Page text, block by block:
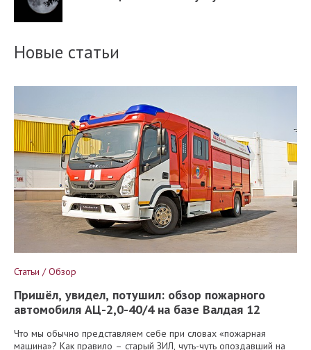
Новые статьи
Статьи / Обзор
Пришёл, увидел, потушил: обзор пожарного
автомобиля АЦ-2,0-40/4 на базе Валдая 12
Что мы обычно представляем себе при словах «пожарная
машина»? Как правило – старый ЗИЛ, чуть-чуть опоздавший на